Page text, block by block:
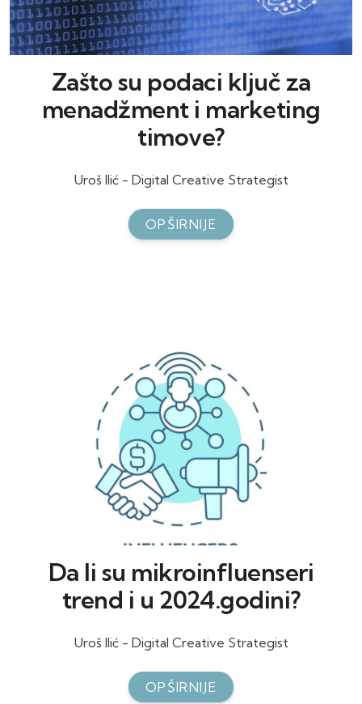
Zašto su podaci ključ za
menadžment i marketing
timove?
Uroš Ilić - Digital Creative Strategist
OPŠIRNIJE
Da li su mikroinfluenseri
trend i u 2024.godini?
Uroš Ilić - Digital Creative Strategist
OPŠIRNIJE